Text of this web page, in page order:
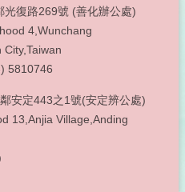
復路269號 (善化辦公處)
4,Wunchang
City,Taiwan
5810746
安定443之1號(安定辨公處)
13,Anjia Village,Anding